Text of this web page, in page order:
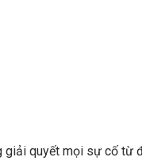
giải quyết mọi sự cố từ